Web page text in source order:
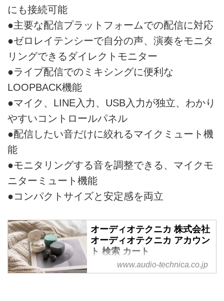
にも接続可能
●主要な配信プラットフォームでの配信に対応
●ゼロレイテンシーで自分の声、演奏をモニタ
リングできるダイレクトモニター
●ライブ配信でのミキシングに便利な
LOOPBACK機能
●マイク、LINE入力、USB入力が独立、わかり
やすいコントロールパネル
●配信したい音だけに絞れるマイクミュート機
能
●モニタリングする音を調整できる、マイクモ
ニターミュート機能
●コンパクトサイズと安定感を両立
オーディオテクニカ 株式会社
オーディオテクニカ アカウン
ト 検索 カート
オーディオテクニカの公式サイ
www.audio-technica.co.jp